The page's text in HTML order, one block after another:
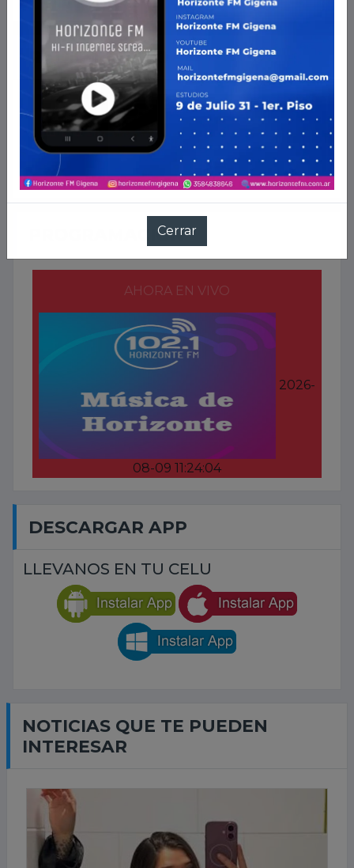
RADIO EN VIVO
PROGRAMACION
AHORA EN VIVO
2026-
08-09 11:24:04
DESCARGAR APP
LLEVANOS EN TU CELU
NOTICIAS QUE TE PUEDEN
INTERESAR